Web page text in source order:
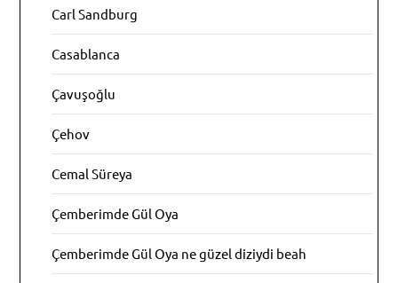
Carl Sandburg
Casablanca
Çavuşoğlu
Çehov
Cemal Süreya
Çemberimde Gül Oya
Çemberimde Gül Oya ne güzel diziydi beah